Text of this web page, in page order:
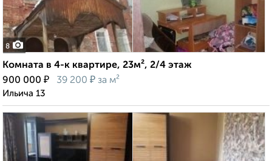
8
Комната в 4-к квартире, 23м², 2/4 этаж
900 000 ₽ 39 200 ₽ за м²
Ильича 13